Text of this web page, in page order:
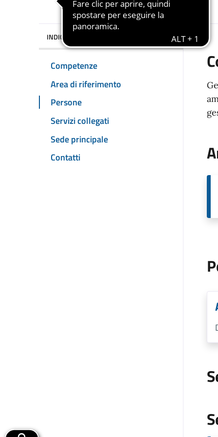
INDICE DELLA PAGINA
Competenze
Area di riferimento
Persone
Servizi collegati
Sede principale
Contatti